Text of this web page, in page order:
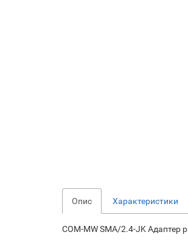
Опис Характеристики
COM-MW SMA/2.4-JK Адаптер